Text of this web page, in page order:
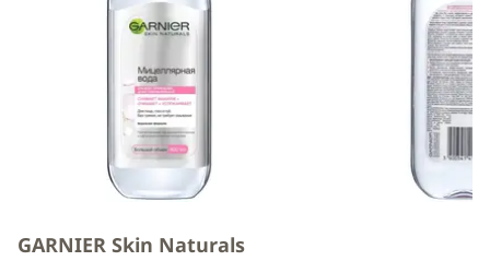
GARNIER Skin Naturals